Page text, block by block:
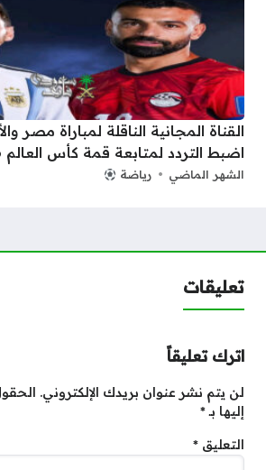
القناة المجانية الناقلة لمباراة مصر
اضبط التردد لمتابعة قمة كأس العالم 2026
الشهر الماضي رياضة
تعليقات
اترك تعليقاً
لن يتم نشر عنوان بريدك الإلكتروني.
إليها بـ*
التعليق *